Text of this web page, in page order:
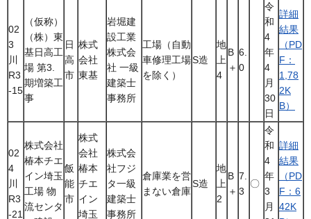
02
3
川
R3
-15
（仮称）
（株）東
基日高工
場 第3.
期増築工
事
日
高
市
株式
会社
東基
岩堀建
設工業
株式会
社 一級
建築士
事務所
工場（自動
車修理工場
を除く）
S造
地
上
4
B
＋
6.
0
令
和
4
年
4
月
30
日
詳細
結果
（PD
F：
1,78
2K
B）
02
4
川
R3
-21
株式会社
椿本チエ
イン埼玉
工場 物
流センタ
飯
能
市
株式
会社
椿本
チエ
イン
埼玉
株式会
社フジ
タ一級
建築士
事務所
倉庫業を営
まない倉庫
S造
地
上
2
B
＋
7.
3
〇
令
和
4
年
3
月
詳細
結果
（PD
F：6
42K